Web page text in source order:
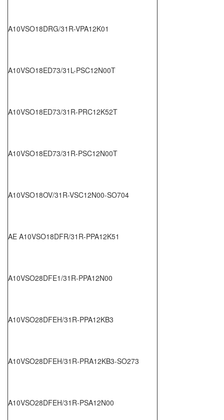
A10VSO18DRG/31R-VPA12K01
A10VSO18ED73/31L-PSC12N00T
A10VSO18ED73/31R-PRC12K52T
A10VSO18ED73/31R-PSC12N00T
A10VSO18OV/31R-VSC12N00-SO704
AE A10VSO18DFR/31R-PPA12K51
A10VSO28DFE1/31R-PPA12N00
A10VSO28DFEH/31R-PPA12KB3
A10VSO28DFEH/31R-PRA12KB3-SO273
A10VSO28DFEH/31R-PSA12N00